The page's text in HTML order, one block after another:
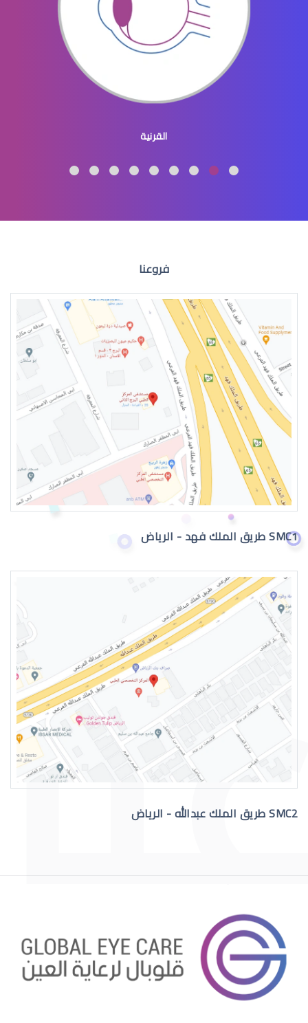
القرنية المخروطية اعراض
القرنية المخروطية 2019
القرنية المخروطية وراثة
القرنية المخروطية والصداع
قرنية الصناعية
القرنية
فروعنا
SMC1 طريق الملك فهد - الرياض
SMC2 طريق الملك عبدالله - الرياض